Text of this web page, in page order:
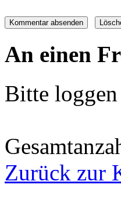
An einen
Bitte
Zurück zur